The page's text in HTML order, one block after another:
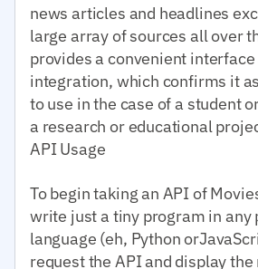
news articles and headlines
large array of sources all over
provides a convenient
integration, which confirms it
to use in the case of a student
a research or educational
API Usage
To begin taking an API of
write just a tiny program in any
language (eh, Python
request the API and display the